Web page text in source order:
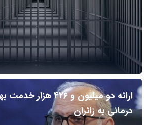
ارائه دو میلیون و ۴۲۶
درمانی به زائران